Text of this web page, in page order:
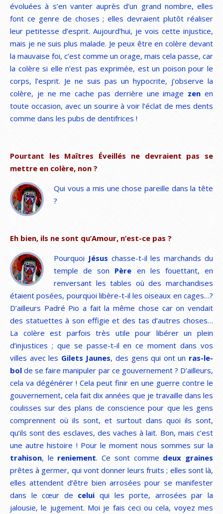
évoluées à s’en vanter auprès d’un grand nombre, elles
font ce genre de choses ; elles devraient plutôt réaliser
leur petitesse d’esprit. Aujourd’hui, je vois cette injustice,
mais je ne suis plus malade. Je peux être en colère devant
la mauvaise foi, c’est comme un orage, mais cela passe, car
la colère si elle n’est pas exprimée, est un poison pour le
corps, l’esprit. Je ne suis pas un hypocrite, j’observe la
colère, je ne me cache pas derrière une image zen en
toute occasion, avec un sourire à voir l’éclat de mes dents
comme dans les pubs de dentifrices !
Pourtant les Maîtres Éveillés ne devraient pas se
mettre en colère, non ?
Qui vous a mis une chose pareille dans la tête
?
Eh bien, ils ne sont qu’Amour, n’est-ce pas ?
Pourquoi Jésus chasse-t-il les marchands du
temple de son Père en les fouettant, en
renversant les tables où des marchandises
étaient posées, pourquoi libère-t-il les oiseaux en cages…?
D’ailleurs Padré Pio a fait la même chose car on vendait
des statuettes à son effigie et des tas d’autres choses…
La colère est parfois très utile pour libérer un plein
d’injustices ; que se passe-t-il en ce moment dans vos
villes avec les Gilets Jaunes, des gens qui ont un ras-le-
bol de se faire manipuler par ce gouvernement ? D’ailleurs,
cela va dégénérer ! Cela peut finir en une guerre contre le
gouvernement, cela fait dix années que je travaille dans les
coulisses sur des plans de conscience pour que les gens
comprennent où ils sont, et surtout dans quoi ils sont,
qu’ils sont des esclaves, des vaches à lait. Bon, mais c’est
une autre histoire ! Pour le moment nous sommes sur la
trahison, le reniement. Ce sont comme deux graines
prêtes à germer, qui vont donner leurs fruits ; elles sont là,
elles attendent d’être bien arrosées pour se manifester
dans le cœur de celui qui les porte, arrosées par la
jalousie, le jugement. Moi je fais ceci ou cela, voyez mes